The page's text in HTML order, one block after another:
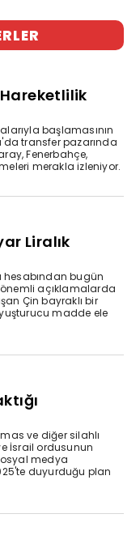
başlamasının
transfer pazarında
Fenerbahçe,
merakla izleniyor.
Liralık
hesabından bugün
açıklamalarda
Çin bayraklı bir
madde ele
ve diğer silahlı
İsrail ordusunun
medya
duyurduğu plan